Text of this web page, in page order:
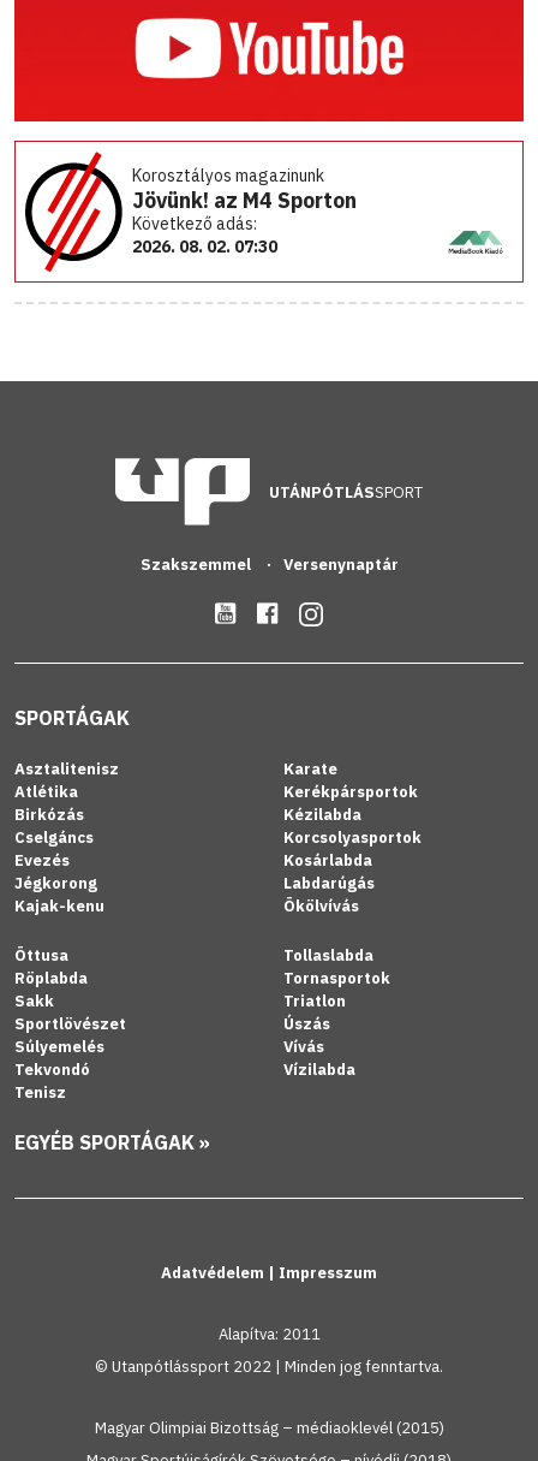
Korosztályos magazinunk
Jövünk! az M4 Sporton
Következő adás:
2026. 08. 02. 07:30
UTÁNPÓTLÁSSPORT
Szakszemmel Versenynaptár
SPORTÁGAK
Asztalitenisz
Atlétika
Birkózás
Cselgáncs
Evezés
Jégkorong
Kajak-kenu
Karate
Kerékpársportok
Kézilabda
Korcsolyasportok
Kosárlabda
Labdarúgás
Ökölvívás
Öttusa
Röplabda
Sakk
Sportlövészet
Súlyemelés
Tekvondó
Tenisz
Tollaslabda
Tornasportok
Triatlon
Úszás
Vívás
Vízilabda
EGYÉB SPORTÁGAK »
Adatvédelem | Impresszum
Alapítva: 2011
© Utanpótlássport 2022 | Minden jog fenntartva.
Magyar Olimpiai Bizottság – médiaoklevél (2015)